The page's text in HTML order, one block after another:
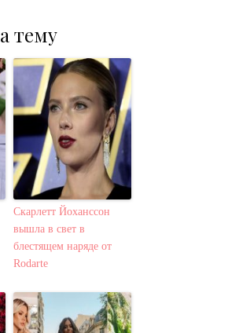
тему
Скарлетт Йоханссон
вышла в свет в
блестящем наряде от
Rodarte